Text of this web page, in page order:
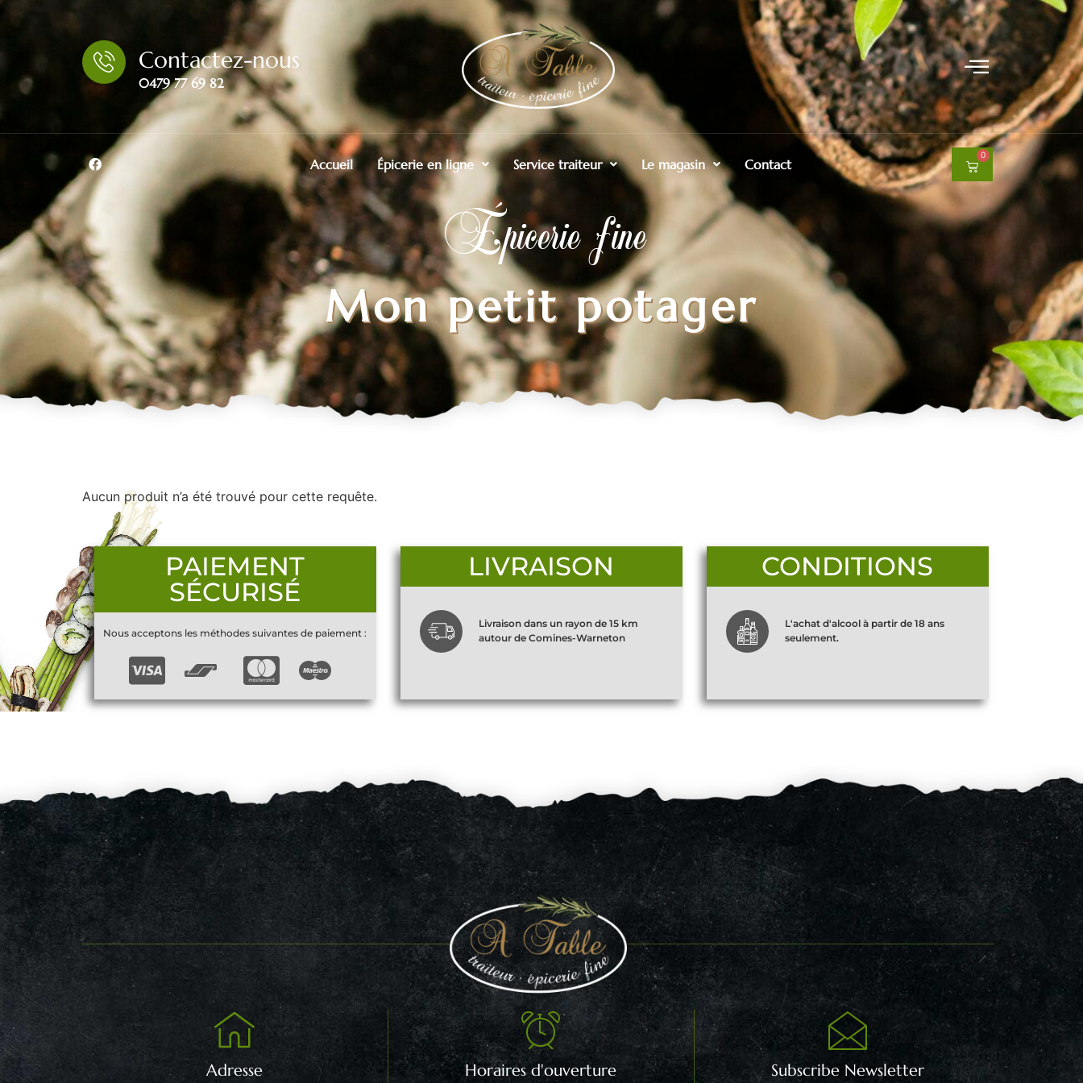
Contactez-nous
0479 77 69 82
Accueil Épicerie en ligne Service traiteur Le magasin Contact
0
Épicerie fine
Mon petit potager
Aucun produit n’a été trouvé pour cette requête.
PAIEMENT
SÉCURISÉ
Nous acceptons les méthodes suivantes de paiement :
LIVRAISON
Livraison dans un rayon de 15 km
autour de Comines-Warneton
CONDITIONS
L'achat d'alcool à partir de 18 ans
seulement.
Adresse Horaires d'ouverture Subscribe Newsletter